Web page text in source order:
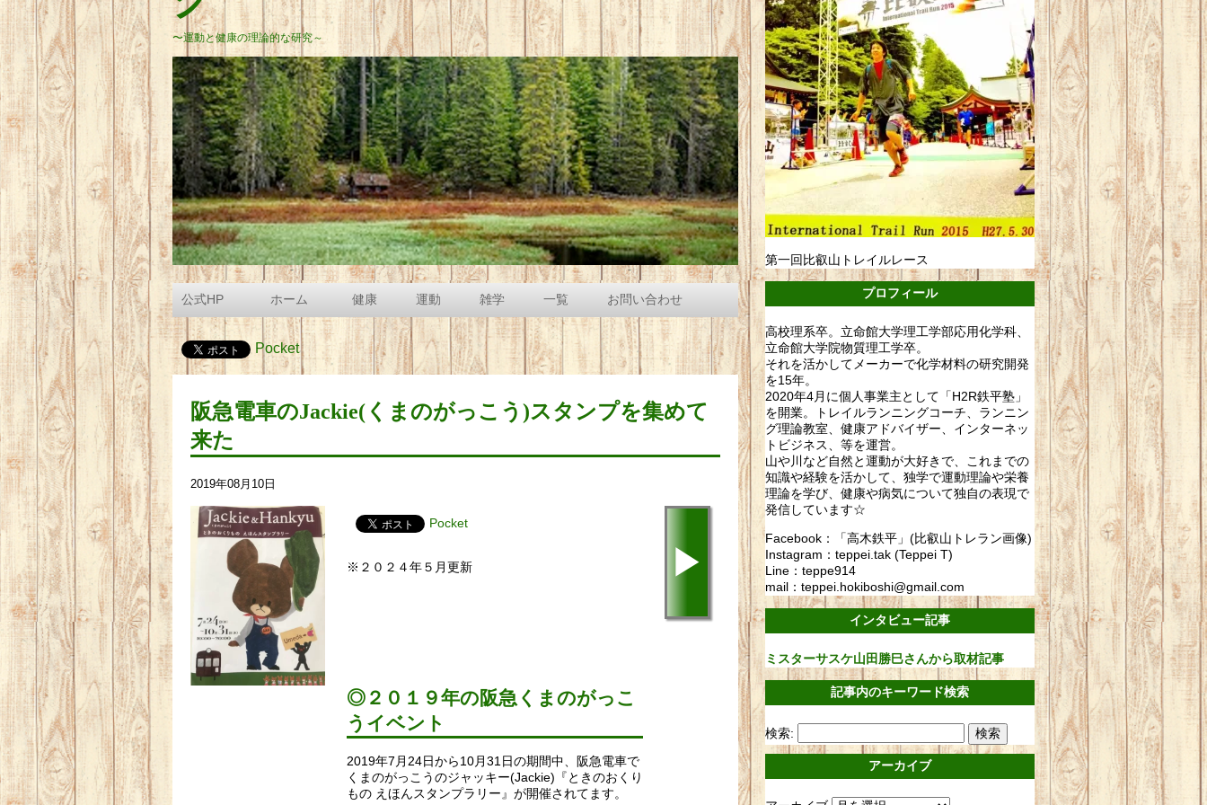
〜運動と健康の理論的な研究～
公式HP ホーム 健康 運動 雑学 一覧 お問い合わせ
Pocket
阪急電車のJackie(くまのがっこう)スタンプを集めて
来た
2019年08月10日
Pocket
※２０２４年５月更新
◎２０１９年の阪急くまのがっこ
うイベント
2019年7月24日から10月31日の期間中、阪急電車で
くまのがっこうのジャッキー(Jackie)『ときのおくり
もの えほんスタンプラリー』が開催されてます。
▶
第一回比叡山トレイルレース
プロフィール
高校理系卒。立命館大学理工学部応用化学科、
立命館大学院物質理工学卒。
それを活かしてメーカーで化学材料の研究開発
を15年。
2020年4月に個人事業主として「H2R鉄平塾」
を開業。トレイルランニングコーチ、ランニン
グ理論教室、健康アドバイザー、インターネッ
トビジネス、等を運営。
山や川など自然と運動が大好きで、これまでの
知識や経験を活かして、独学で運動理論や栄養
理論を学び、健康や病気について独自の表現で
発信しています☆
Facebook：「高木鉄平」(比叡山トレラン画像)
Instagram：teppei.tak (Teppei T)
Line：teppe914
mail：teppei.hokiboshi@gmail.com
インタビュー記事
ミスターサスケ山田勝巳さんから取材記事
記事内のキーワード検索
検索:
アーカイブ